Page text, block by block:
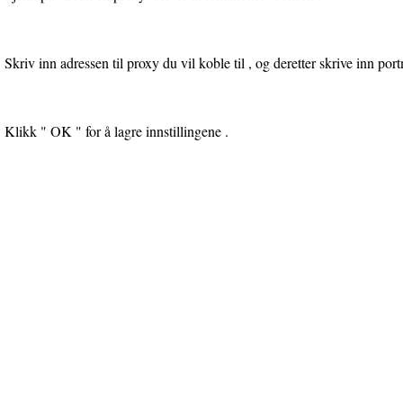
Skriv inn adressen til proxy du vil koble til , og deretter skrive inn
Klikk " OK " for å lagre innstillingene .